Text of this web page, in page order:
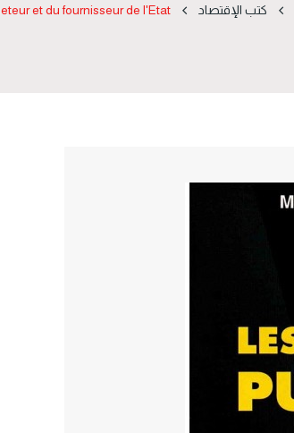
كتب الإقتصاد et du fournisseur de l'Etat